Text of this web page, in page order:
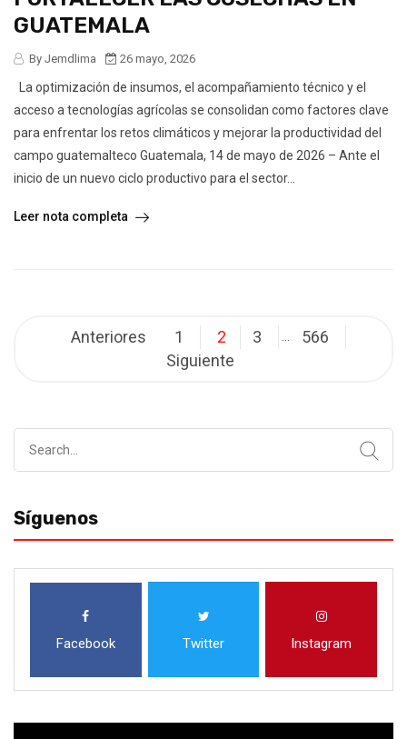
GUATEMALA
By Jemdlima 26 mayo, 2026
La optimización de insumos, el acompañamiento técnico y el
acceso a tecnologías agrícolas se consolidan como factores clave
para enfrentar los retos climáticos y mejorar la productividad del
campo guatemalteco Guatemala, 14 de mayo de 2026 – Ante el
inicio de un nuevo ciclo productivo para el sector...
Leer nota completa
Posts
pagination
Anteriores 1 2 3
566
Siguiente
Síguenos
Facebook Twitter Instagram